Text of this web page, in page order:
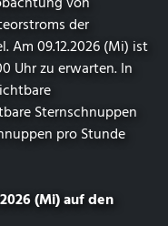
der
Am 09.12.2026 (Mi) ist
Uhr zu erwarten. In
Sternschnuppen
pro Stunde
(Mi) auf den